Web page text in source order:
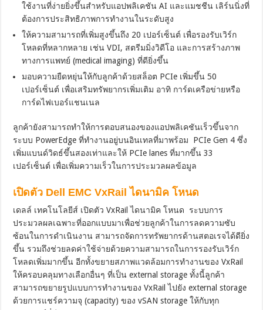
ใช้งานที่ง่ายยิ่งขึ้นสำหรับแอปพลิเคชัน AI และแมชชีน เลิร์นนิ่งที่
ต้องการประสิทธิภาพการทำงานในระดับสูง
ให้ความสามารถที่เพิ่มสูงขึ้นถึง 20 เปอร์เซ็นต์ เพื่อรองรับเวิร์ก
โหลดที่หลากหลาย เช่น VDI, สตรีมมิ่งวิดีโอ และการสร้างภาพ
ทางการแพทย์ (medical imaging) ที่ดียิ่งขึ้น
มอบความยืดหยุ่นให้กับลูกค้าด้วยสล็อต PCIe เพิ่มขึ้น 50
เปอร์เซ็นต์ เพื่อเสริมทรัพยากรเพิ่มเติม อาทิ การ์ดเครือข่ายหรือ
การ์ดไฟเบอร์แชนเนล
ลูกค้ายังสามารถทำให้การตอบสนองของแอปพลิเคชันเร็วขึ้นจาก
ระบบ PowerEdge ที่ทำงานอยู่บนอินเทลที่มาพร้อม PCIe Gen 4 ซึ่ง
เพิ่มแบนด์วิดธ์ขึ้นสองเท่าและให้ PCIe lanes ที่มากขึ้น 33
เปอร์เซ็นต์ เพื่อเพิ่มความเร็วในการประมวลผลข้อมูล
เปิดตัว Dell EMC VxRail ไดนามิค โหนด
เดลล์ เทคโนโลยีส์ เปิดตัว VxRail ไดนามิค โหนด ระบบการ
ประมวลผลเฉพาะที่ออกแบบมาเพื่อช่วยลูกค้าในการลดความซับ
ซ้อนในการดำเนินงาน สามารถจัดการทรัพยากรด้านสตอเรจได้ดียิ่ง
ขึ้น รวมถึงช่วยลดค่าใช้จ่ายด้วยความสามารถในการรองรับเวิร์ก
โหลดเพิ่มมากขึ้น อีกทั้งขยายสภาพแวดล้อมการทำงานของ VxRail
ให้ครอบคลุมทางเลือกอื่นๆ ที่เป็น external storage ทั้งนี้ลูกค้า
สามารถขยายรูปแบบการทำงานของ VxRail ไปยัง external storage
ด้วยการแชร์ความจุ (capacity) ของ vSAN storage ให้กับทุก